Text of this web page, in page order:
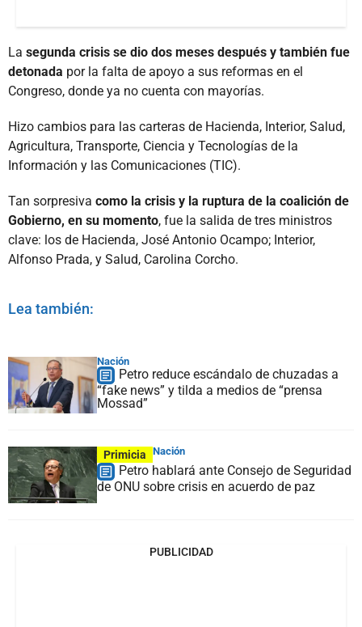
La segunda crisis se dio dos meses después y también fue
detonada por la falta de apoyo a sus reformas en el
Congreso, donde ya no cuenta con mayorías.
Hizo cambios para las carteras de Hacienda, Interior, Salud,
Agricultura, Transporte, Ciencia y Tecnologías de la
Información y las Comunicaciones (TIC).
Tan sorpresiva como la crisis y la ruptura de la coalición de
Gobierno, en su momento, fue la salida de tres ministros
clave: los de Hacienda, José Antonio Ocampo; Interior,
Alfonso Prada, y Salud, Carolina Corcho.
Lea también:
Nación
Petro reduce escándalo de chuzadas a
“fake news” y tilda a medios de “prensa
Mossad”
Primicia Nación
Petro hablará ante Consejo de Seguridad
de ONU sobre crisis en acuerdo de paz
PUBLICIDAD